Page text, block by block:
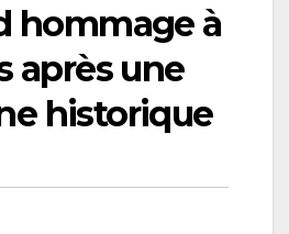
hommage à
après une
historique